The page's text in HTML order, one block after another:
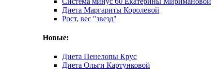
Диета Маргариты Королевой
Рост, вес "звезд"
Новые:
Диета Пенелопы Крус
Диета Ольги Картунковой